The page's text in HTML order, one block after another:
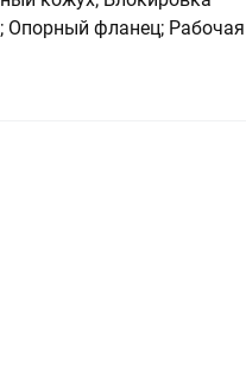
Опорный фланец; Рабочая